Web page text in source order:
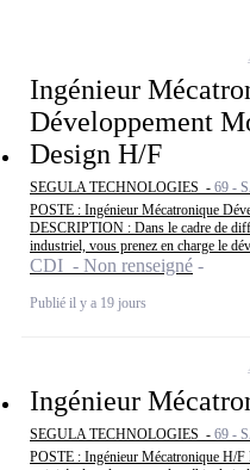
Ingénieur
Développement
Design H/F
SEGULA TECHNOLOGIES - 69 -
POSTE : Ingénieur Mécatronique
DESCRIPTION : Dans le cadre de
industriel, vous prenez en charge le
CDI - Non renseigné
Publié il y a 19 jours
Ingénieur
SEGULA TECHNOLOGIES - 69 -
POSTE : Ingénieur Mécatronique H/